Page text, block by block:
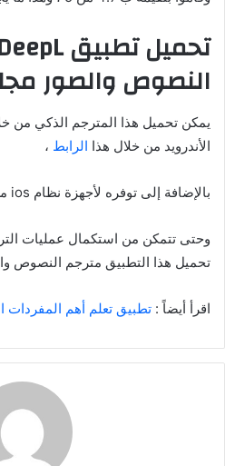
النصوص والصور
يمكن تحميل هذا المترجم الذكي من
الأندرويد من خلال هذا الرابط ،
بالإضافة إلى توفره لأجهزة نظام ios من خلال هذا
وحتى تتمكن من استكمال عمليات
تحميل هذا التطبيق مترجم النصوص
اقرأ أيضاً : تطبيق تعلم أهم المفردات